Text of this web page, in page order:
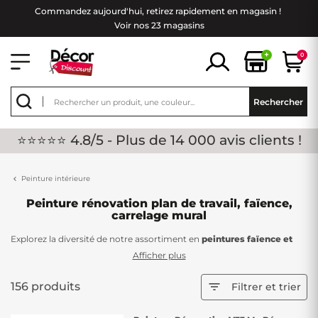
Commandez aujourd'hui, retirez rapidement en magasin !
Voir nos 23 magasins
+ 0
Rechercher
⭐⭐⭐⭐⭐ 4.8/5 - Plus de 14 000 avis clients !
Peinture intérieure
Peinture rénovation plan de travail, faïence,
carrelage mural
Explorez la diversité de notre assortiment en peintures faïence et
chez Décor Discount, une solution pratique pour
cuisine sans engager de
Afficher plus
156 produits  Filtrer et trier